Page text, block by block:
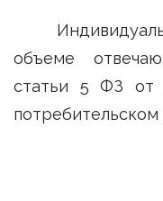
объеме
статьи 5 ФЗ
потребительском